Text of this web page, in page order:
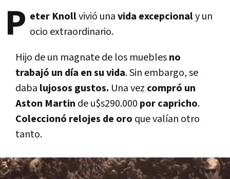
P eter Knollvivió unavida excepcionaly un
ocio extraordinario.
Hijo de un magnate de los mueblesno
trabajó un dí­a en su vida. Sin embargo, se
daba lujosos gustos. Una vez compró un
Aston Martin de u$s290.000 por capricho.
Coleccionó relojes de oro que valí­an otro
tanto.